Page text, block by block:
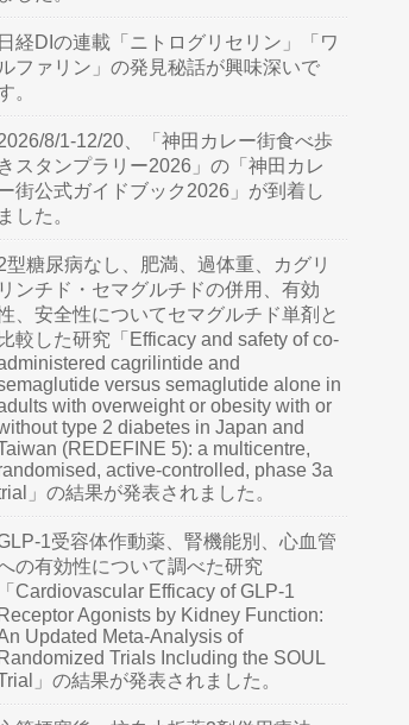
日経DIの連載「ニトログリセリン」「ワ
ルファリン」の発見秘話が興味深いで
。
8/1-12/20、「神田カレー街食べ歩
きスタンプラリー2026」の「神田カレ
街公式ガイドブック2026」が到着し
ました。
型糖尿病なし、肥満、過体重、カグリ
リンチド・セマグルチドの併用、有効
、安全性についてセマグルチド単剤と
比較した研究「Efficacy and safety of co-
cagrilintide and
versus semaglutide alone in
with overweight or obesity with or
type 2 diabetes in Japan and
(REDEFINE 5): a multicentre,
active-controlled, phase 3a
」の結果が発表されました。
1受容体作動薬、腎機能別、心血管
の有効性について調べた研究
「Cardiovascular Efficacy of GLP-1
Receptor Agonists by Kidney Function:
Updated Meta-Analysis of
Randomized Trials Including the SOUL
」の結果が発表されました。